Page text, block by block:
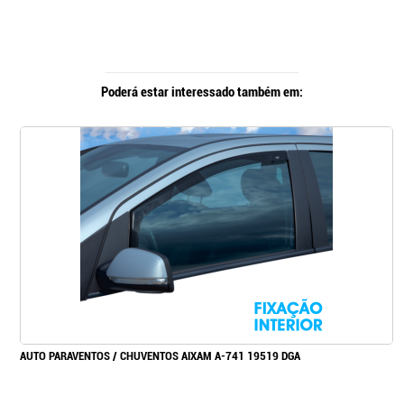
Poderá estar interessado também em:
AUTO PARAVENTOS / CHUVENTOS AIXAM A-741 19519 DGA